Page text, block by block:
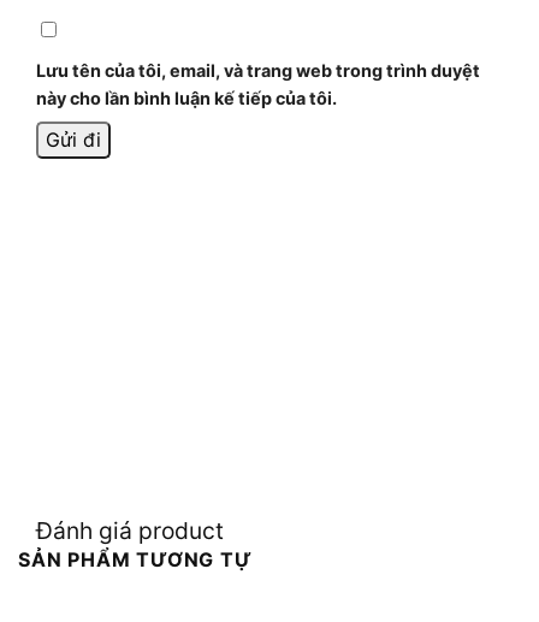
Lưu tên của tôi, email, và trang web trong trình duyệt
này cho lần bình luận kế tiếp của tôi.
Đánh giá product
SẢN PHẨM TƯƠNG TỰ